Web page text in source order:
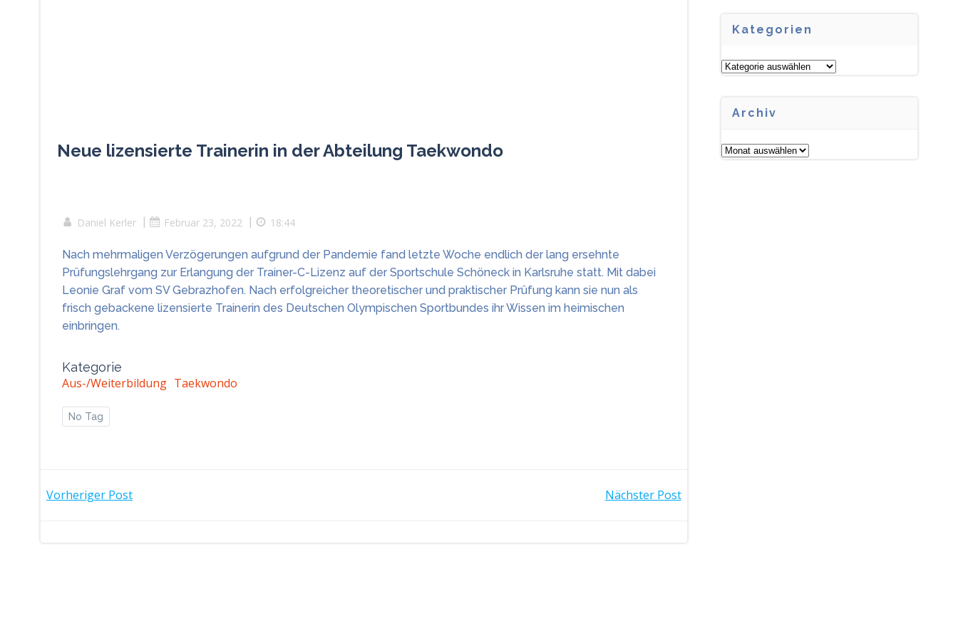
Neue lizensierte Trainerin in der Abteilung Taekwondo
Daniel Kerler Februar 23, 2022 18:44
Nach mehrmaligen Verzögerungen aufgrund der Pandemie fand letzte Woche endlich der lang ersehnte
Prüfungslehrgang zur Erlangung der Trainer-C-Lizenz auf der Sportschule Schöneck in Karlsruhe statt. Mit dabei
Leonie Graf vom SV Gebrazhofen. Nach erfolgreicher theoretischer und praktischer Prüfung kann sie nun als
frisch gebackene lizensierte Trainerin des Deutschen Olympischen Sportbundes ihr Wissen im heimischen
einbringen.
Kategorie
Aus-/Weiterbildung Taekwondo
No Tag
POST
Vorheriger Post Nächster Post
Kategorien
Kategorien
Archiv
Archiv